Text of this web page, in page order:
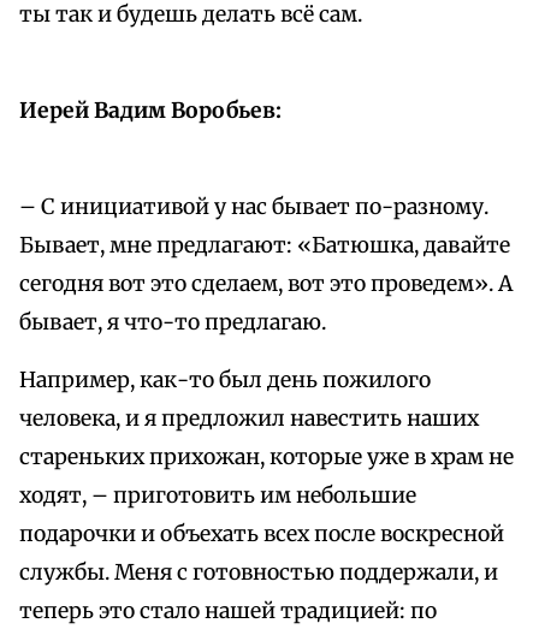
ты так и будешь делать всё сам.
Иерей Вадим Воробьев:
– С инициативой у нас бывает по-разному.
Бывает, мне предлагают: «Батюшка, давайте
сегодня вот это сделаем, вот это проведем». А
бывает, я что-то предлагаю.
Например, как-то был день пожилого
человека, и я предложил навестить наших
стареньких прихожан, которые уже в храм не
ходят, – приготовить им небольшие
подарочки и объехать всех после воскресной
службы. Меня с готовностью поддержали, и
теперь это стало нашей традицией: по